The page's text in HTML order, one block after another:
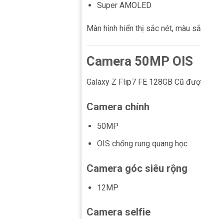
Super AMOLED
Màn hình hiển thị sắc nét, màu
Camera 50MP OIS
Galaxy Z Flip7 FE 128GB Cũ
Camera chính
50MP
OIS chống rung quang học
Camera góc siêu rộng
12MP
Camera selfie